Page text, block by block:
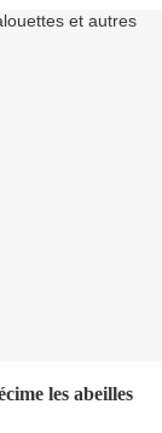
les abeilles